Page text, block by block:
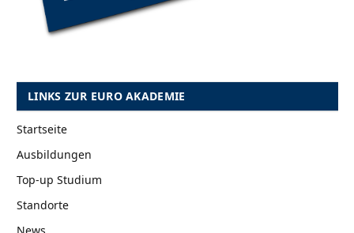
LINKS ZUR EURO AKADEMIE
Startseite
Ausbildungen
Top-up Studium
Standorte